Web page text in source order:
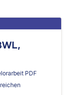
PDF